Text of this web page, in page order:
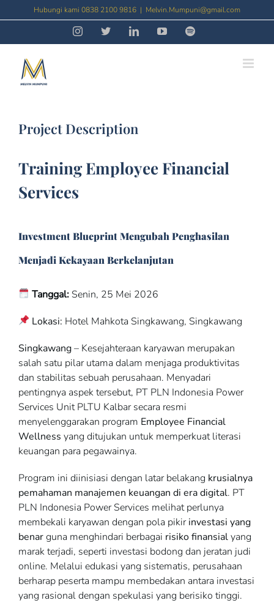
to
Hubungi kami 0838 2100 9816 | Melvin.Mumpuni@gmail.com
InstagramThreadsLinkedInYouTubeSpotify
Project Description
Training Employee Financial
Services
Investment Blueprint Mengubah Penghasilan
Menjadi Kekayaan Berkelanjutan
Tanggal: Senin, 25 Mei 2026
Lokasi: Hotel Mahkota Singkawang, Singkawang
Singkawang– Kesejahteraan karyawan merupakan
salah satu pilar utama dalam menjaga produktivitas
dan stabilitas sebuah perusahaan. Menyadari
pentingnya aspek tersebut, PT PLN Indonesia Power
Services Unit PLTU Kalbar secara resmi
menyelenggarakan program Employee Financial
Wellness yang ditujukan untuk memperkuat literasi
keuangan para pegawainya.
Program ini diinisiasi dengan latar belakang krusialnya
pemahaman manajemen keuangan di era digital. PT
PLN Indonesia Power Services melihat perlunya
membekali karyawan dengan pola pikirinvestasi yang
benarguna menghindari berbagai risiko finansialyang
marak terjadi, seperti investasi bodong dan jeratan judi
online. Melalui edukasi yang sistematis, perusahaan
berharap peserta mampu membedakan antara investasi
yang rasional dengan spekulasi yang berisiko tinggi.